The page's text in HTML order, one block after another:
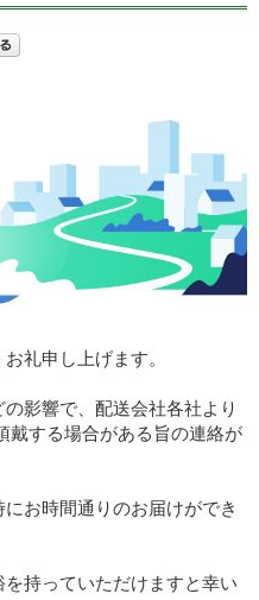
礼申し上げます。
影響で、配送会社各社より
戴する場合がある旨の連絡が
お時間通りのお届けができ
持っていただけますと幸い